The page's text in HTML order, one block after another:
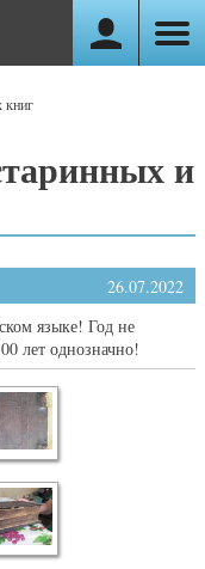
книг
и
26.07.2022
языке! Год не
лет однозначно!